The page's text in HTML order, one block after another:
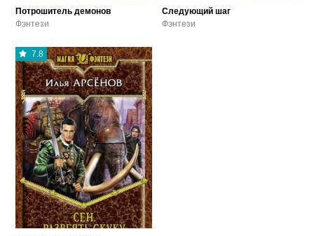
Потрошитель демонов
Фэнтези
Следующий шаг
Фэнтези
7.8